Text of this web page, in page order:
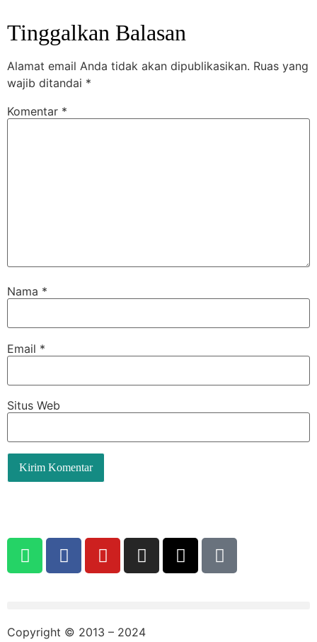
Tinggalkan Balasan
Alamat email Anda tidak akan dipublikasikan. Ruas yang
wajib ditandai *
Komentar *
Nama *
Email *
Situs Web
Copyright © 2013 – 2024